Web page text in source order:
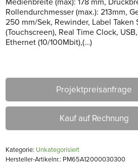
Rollendurchmesser (max.): 213mm,
250 mm/Sek, Rewinder, Label Taken
(Touchscreen), Real Time Clock,
Ethernet (10/100Mbit),(…)
Projektpreisanfrage
Kauf auf Rechnung
Kategorie: Unkategorisiert
Hersteller-Artikelnr.: PM65A12000030300